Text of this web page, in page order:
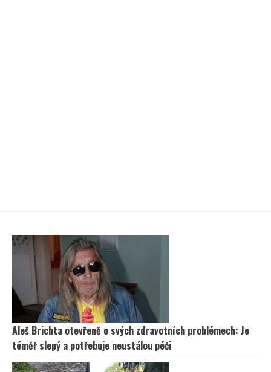
Aleš Brichta otevřeně o svých zdravotních problémech: Je
téměř slepý a potřebuje neustálou péči